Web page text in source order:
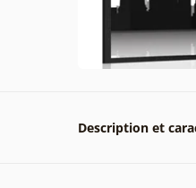
Description et